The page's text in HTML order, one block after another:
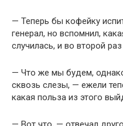
— Теперь бы кофейку
генерал, но вспомнил,
случилась, и во второй
— Что же мы будем,
сквозь слезы, — ежели
какая польза из этого